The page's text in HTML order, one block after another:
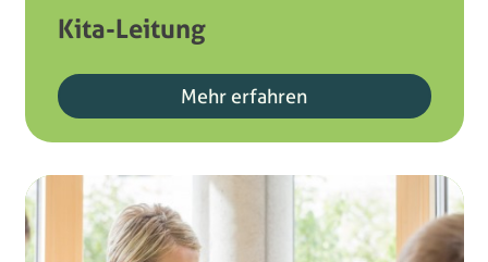
Kita-Leitung
Mehr erfahren